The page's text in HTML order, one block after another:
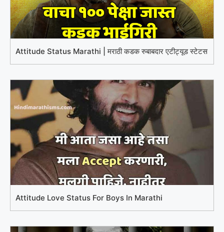
Attitude Status Marathi | मराठी कडक रुबाबदार एटीट्यूड स्टेटस
Attitude Love Status For Boys In Marathi